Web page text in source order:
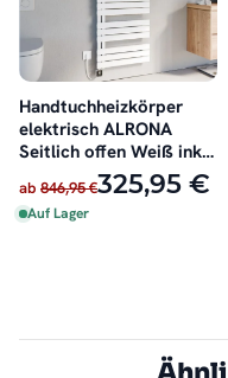
Handtuchheizkörper
elektrisch ALRONA
Seitlich offen Weiß inkl.
ab 846,95 €325,95 €
Auf Lager